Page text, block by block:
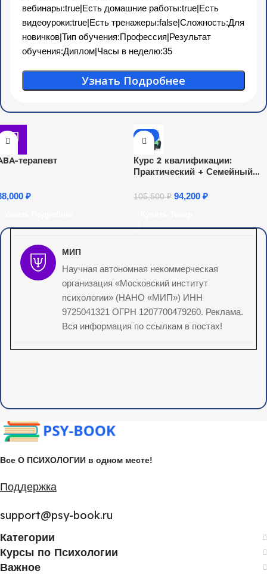
вебинары:true|Есть домашние работы:true|Есть
видеоуроки:true|Есть тренажеры:false|Сложность:Для
новичков|Тип обучения:Профессия|Результат
обучения:Диплом|Часы в неделю:35
Узнать Подробнее
терапевт
₽
-11%
Курс 2 квалификации:
Практический + Семейный
105,500₽ 94,200 ₽
МИП
Научная автономная некоммерческая
организация «Московский институт
психологии» (НАНО «МИП») ИНН
9725041321 ОГРН 1207700479260. Реклама.
Вся информация по ссылкам в постах!
Все О ПСИХОЛОГИИ в одном месте!
Поддержка
support@psy-book.ru
Категории
Курсы по Психологии
Важное